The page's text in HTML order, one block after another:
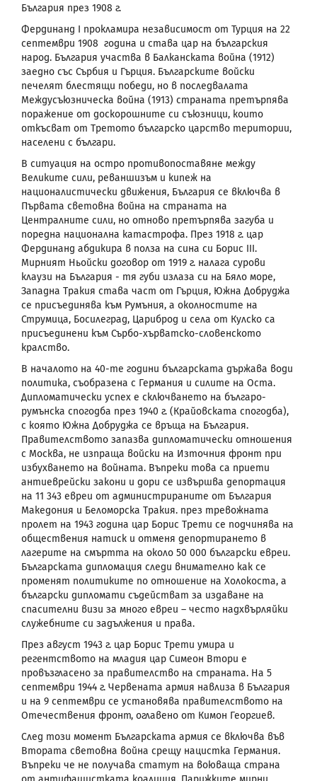
България през 1908 г.
Фердинанд I прокламира независимост от Турция на 22
септември 1908 година и става цар на българския
народ. България участва в Балканската война (1912)
заедно със Сърбия и Гърция. Българските войски
печелят блестящи победи, но в последвалата
Междусъюзническа война (1913) страната претърпява
поражение от доскорошните си съюзници, които
откъсват от Третото българско царство територии,
населени с българи.
В ситуация на остро противопоставяне между
Великите сили, реваншизъм и кипеж на
националистически движения, България се включва в
Първата световна война на страната на
Централните сили, но отново претърпява загуба и
поредна национална катастрофа. През 1918 г. цар
Фердинанд абдикира в полза на сина си Борис III.
Мирният Ньойски договор от 1919 г. налага сурови
клаузи на България - тя губи излаза си на Бяло море,
Западна Тракия става част от Гърция, Южна Добруджа
се присъединява към Румъния, а околностите на
Струмица, Босилеград, Цариброд и села от Кулско са
присъединени към Сърбо-хърватско-словенското
кралство.
В началото на 40-те години българската държава води
политика, съобразена с Германия и силите на Оста.
Дипломатически успех е сключването на българо-
румънска спогодба през 1940 г. (Крайовската спогодба),
с която Южна Добруджа се връща на България.
Правителството запазва дипломатически отношения
с Москва, не изпраща войски на Източния фронт при
избухването на войната. Въпреки това са приети
антиеврейски закони и дори се извършва депортация
на 11 343 евреи от администрираните от България
Македония и Беломорска Тракия. през тревожната
пролет на 1943 година цар Борис Трети се подчинява на
обществения натиск и отменя депортирането в
лагерите на смъртта на около 50 000 български евреи.
Българската дипломация следи внимателно как се
променят политиките по отношение на Холокоста, а
български дипломати съдействат за издаване на
спасителни визи за много евреи – често надхвърляйки
служебните си задължения и права.
През август 1943 г. цар Борис Трети умира и
регентството на младия цар Симеон Втори е
провъзгласено за правителство на страната. На 5
септември 1944 г. Червената армия навлиза в България
и на 9 септември се установява правителството на
Отечествения фронт, оглавено от Кимон Георгиев.
След този момент Българската армия се включва във
Втората световна война срещу нацистка Германия.
Въпреки че не получава статут на воюваща страна